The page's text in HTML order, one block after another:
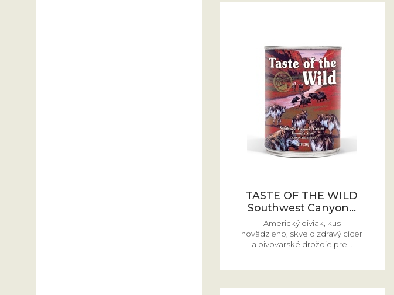
TASTE OF THE WILD
Southwest Canyon...
Americký diviak, kus
hovädzieho, skvelo zdravý cícer
a pivovarské droždie pre...